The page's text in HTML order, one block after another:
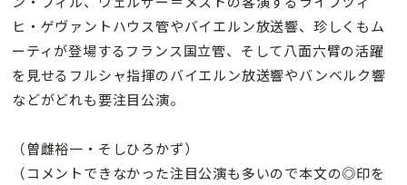
ヒ・ゲヴァントハウス管やバイエルン放送響、珍しくもム
ーティが登場するフランス国立管、そして八面六臂の活躍
を見せるフルシャ指揮のバイエルン放送響やバンベルク響
などがどれも要注目公演。
（曽雌裕一・そしひろかず）
（コメントできなかった注目公演も多いので本文の◎印を